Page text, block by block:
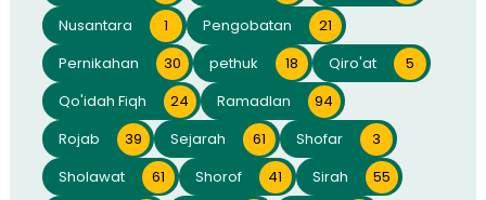
Nusantara
1 Pengobatan
21
Pernikahan
30 pethuk 18 Qiro'at
5
Qo'idah Fiqh
24 Ramadlan
94
Rojab
39 Sejarah 61 Shofar
3
Sholawat
61 Shorof 41 Sirah
55